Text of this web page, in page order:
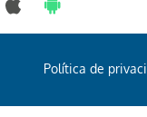
Política de